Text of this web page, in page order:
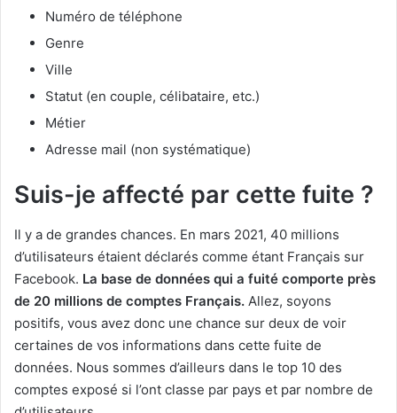
Numéro de téléphone
Genre
Ville
Statut (en couple, célibataire, etc.)
Métier
Adresse mail (non systématique)
Suis-je affecté par cette fuite ?
Il y a de grandes chances. En mars 2021, 40 millions
d’utilisateurs étaient déclarés comme étant Français sur
Facebook. La base de données qui a fuité comporte près
de 20 millions de comptes Français. Allez, soyons
positifs, vous avez donc une chance sur deux de voir
certaines de vos informations dans cette fuite de
données. Nous sommes d’ailleurs dans le top 10 des
comptes exposé si l’ont classe par pays et par nombre de